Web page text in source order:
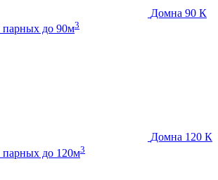
Домна 90 К
парных до 90м3
Домна 120 К
парных до 120м3